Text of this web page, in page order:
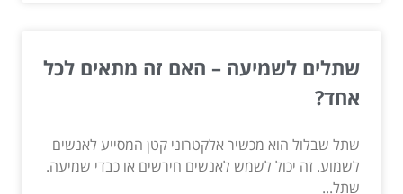
שתלים לשמיעה – האם זה מתאים לכל
אחד?
שתל שבלול הוא מכשיר אלקטרוני קטן המסייע לאנשים
לשמוע. זה יכול לשמש לאנשים חירשים או כבדי שמיעה.
שתל...